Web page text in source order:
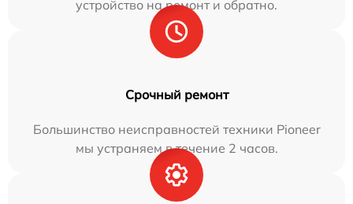
устройство на ремонт и обратно.
Срочный ремонт
Большинство неисправностей техники Pioneer
мы устраняем в течение 2 часов.